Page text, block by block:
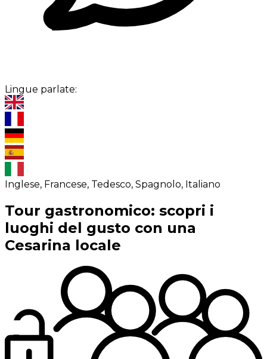
Lingue parlate:
Inglese, Francese, Tedesco, Spagnolo, Italiano
Tour gastronomico: scopri i
luoghi del gusto con una
Cesarina locale